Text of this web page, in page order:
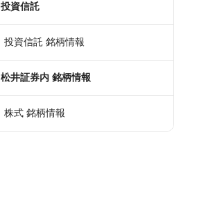
投資信託
投資信託 銘柄情報
松井証券内 銘柄情報
株式 銘柄情報